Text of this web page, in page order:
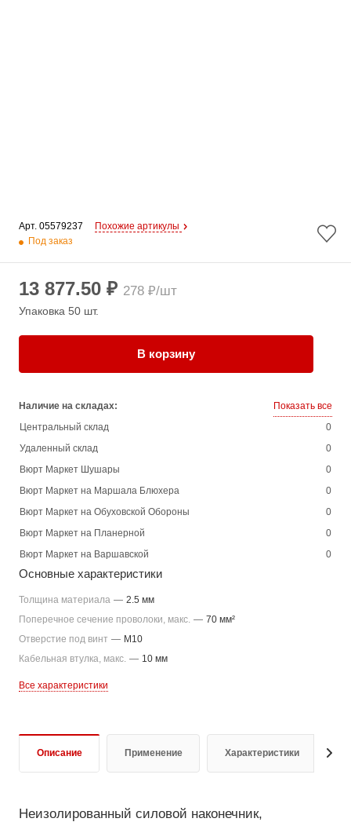
Арт. 05579237
Похожие артикулы
Под заказ
13 877.50 ₽ 278 ₽/шт
Упаковка 50 шт.
В корзину
Наличие на складах:
Показать все
Центральный склад
0
Удаленный склад
0
Вюрт Маркет Шушары
0
Вюрт Маркет на Маршала Блюхера
0
Вюрт Маркет на Обуховской Обороны
0
Вюрт Маркет на Планерной
0
Вюрт Маркет на Варшавской
0
Основные характеристики
Толщина материала — 2.5 мм
Поперечное сечение проволоки, макс. — 70 мм²
Отверстие под винт — M10
Кабельная втулка, макс. — 10 мм
Все характеристики
Описание Применение Характеристики
Неизолированный силовой наконечник,